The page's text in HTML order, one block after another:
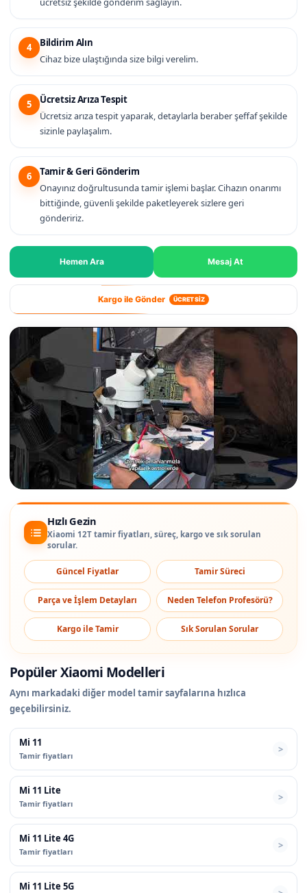
4
Bildirim Alın
Cihaz bize ulaştığında size bilgi verelim.
5
Ücretsiz Arıza Tespit
Ücretsiz arıza tespit yaparak, detaylarla beraber şeffaf şekilde
sizinle paylaşalım.
6
Tamir & Geri Gönderim
Onayınız doğrultusunda tamir işlemi başlar. Cihazın onarımı
bittiğinde, güvenli şekilde paketleyerek sizlere geri
göndeririz.
Hemen Ara Mesaj At
Kargo ile Gönder ÜCRETSİZ
Hızlı Gezin
Xiaomi 12T tamir fiyatları, süreç, kargo ve sık sorulan
sorular.
Güncel Fiyatlar Tamir Süreci
Parça ve İşlem Detayları Neden Telefon Profesörü?
Kargo ile Tamir Sık Sorulan Sorular
Popüler Xiaomi Modelleri
Aynı markadaki diğer model tamir sayfalarına hızlıca
geçebilirsiniz.
Mi 11
Tamir fiyatları
Mi 11 Lite
Tamir fiyatları
Mi 11 Lite 4G
Tamir fiyatları
Mi 11 Lite 5G